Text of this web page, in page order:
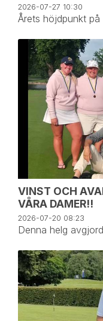
2026-07-27 10:30
Årets höjdpunkt
VINST OCH
VÅRA DAMER!!
2026-07-20 08:23
Denna helg